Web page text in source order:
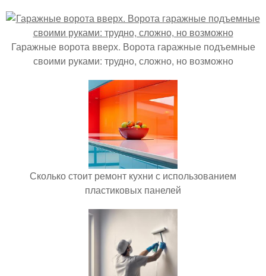
Гаражные ворота вверх. Ворота гаражные подъемные
своими руками: трудно, сложно, но возможно
Сколько стоит ремонт кухни с использованием
пластиковых панелей